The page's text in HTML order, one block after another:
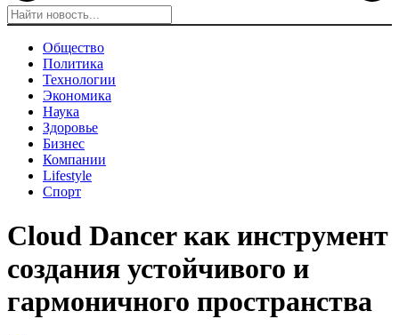
Общество
Политика
Технологии
Экономика
Наука
Здоровье
Бизнес
Компании
Lifestyle
Спорт
Cloud Dancer как инструмент
создания устойчивого и
гармоничного пространства